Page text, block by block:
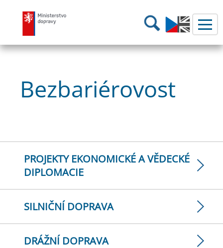
Ministerstvo dopravy Hledání
Bezbariérovost
PROJEKTY EKONOMICKÉ A VĚDECKÉ
DIPLOMACIE
SILNIČNÍ DOPRAVA
DRÁŽNÍ DOPRAVA